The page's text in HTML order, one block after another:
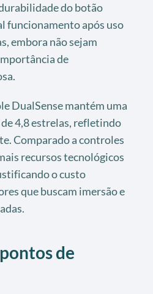
do botão
funcionamento após uso
embora não sejam
de
DualSense mantém uma
4,8 estrelas, refletindo
Comparado a controles
recursos tecnológicos
o custo
que buscam imersão e
de